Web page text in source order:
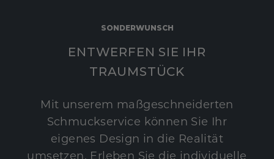
SONDERWUNSCH
ENTWERFEN SIE IHR
TRAUMSTÜCK
Mit unserem maßgeschneiderten
Schmuckservice können Sie Ihr
eigenes Design in die Realität
umsetzen. Erleben Sie die individuelle